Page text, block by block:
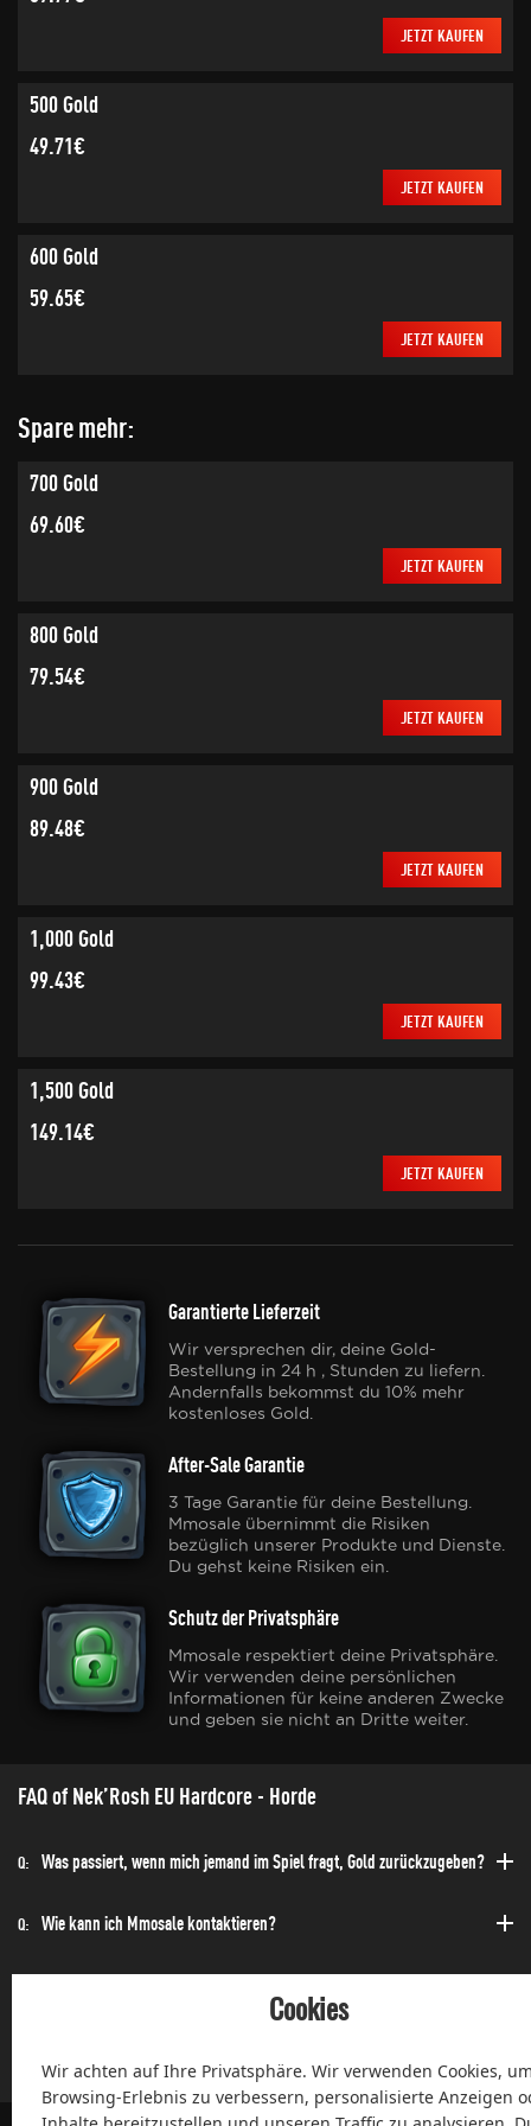
JETZT KAUFEN
500 Gold
49.71€
JETZT KAUFEN
600 Gold
59.65€
JETZT KAUFEN
Spare mehr:
700 Gold
69.60€
JETZT KAUFEN
800 Gold
79.54€
JETZT KAUFEN
900 Gold
89.48€
JETZT KAUFEN
1,000 Gold
99.43€
JETZT KAUFEN
1,500 Gold
149.14€
JETZT KAUFEN
Garantierte Lieferzeit
Wir versprechen dir, deine Gold-
Bestellung in 24 h , Stunden zu liefern.
Andernfalls bekommst du 10% mehr
kostenloses Gold.
After-Sale Garantie
3 Tage Garantie für deine Bestellung.
Mmosale übernimmt die Risiken
bezüglich unserer Produkte und Dienste.
Du gehst keine Risiken ein.
Schutz der Privatsphäre
Mmosale respektiert deine Privatsphäre.
Wir verwenden deine persönlichen
Informationen für keine anderen Zwecke
und geben sie nicht an Dritte weiter.
FAQ of Nek’Rosh EU Hardcore - Horde
Q: Was passiert, wenn mich jemand im Spiel fragt, Gold zurückzugeben?
Q: Wie kann ich Mmosale kontaktieren?
Cookies
Wir achten auf Ihre Privatsphäre. Wir verwenden Cookies,
Browsing-Erlebnis zu verbessern, personalisierte Anzeigen